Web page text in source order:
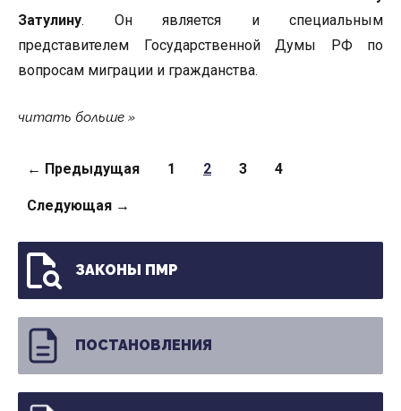
Затулину. Он является и специальным
представителем Государственной Думы РФ по
вопросам миграции и гражданства.
читать больше
Страницы
← Предыдущая 1 2 3 4
Следующая →
ЗАКОНЫ ПМР
ПОСТАНОВЛЕНИЯ